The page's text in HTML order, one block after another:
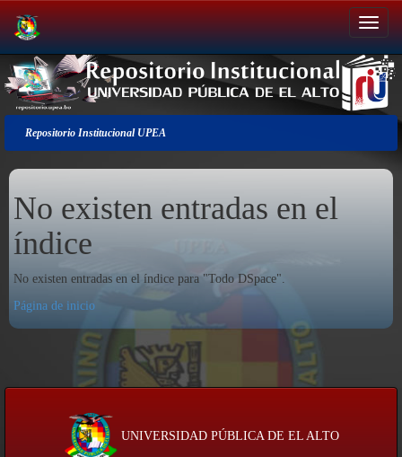
Salir
de
la
navegación
Repositorio Institucional UPEA
No existen entradas en el
índice
No existen entradas en el índice para "Todo DSpace".
Página de inicio
UNIVERSIDAD PÚBLICA DE EL ALTO